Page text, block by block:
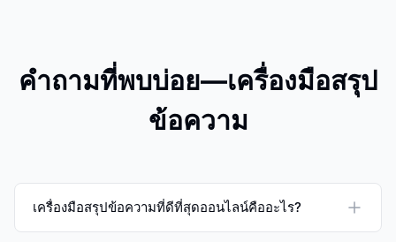
คำถามที่พบบ่อย—เครื่องมือสรุป
ข้อความ
เครื่องมือสรุปข้อความที่ดีที่สุดออนไลน์คืออะไร?